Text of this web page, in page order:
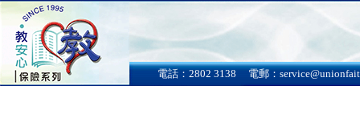
電話：2802 3138 電郵：